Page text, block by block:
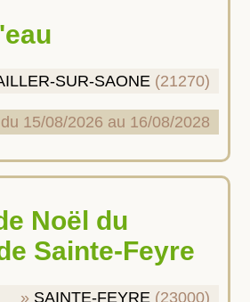
SUR-SAONE (21270)
du 15/08/2026 au 16/08/2028
Sainte-Feyre
SAINTE-FEYRE (23000)